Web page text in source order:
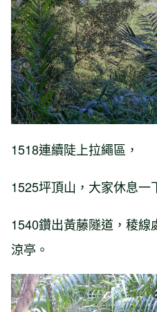
1518連續陡上拉繩區，
1525坪頂山，大家休息一
1540鑽出黃藤隧道，稜線
涼亭。